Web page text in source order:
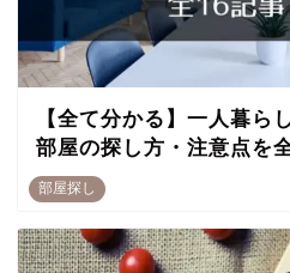
部屋探し
【全て分かる】一人暮ら
部屋の探し方・注意点を